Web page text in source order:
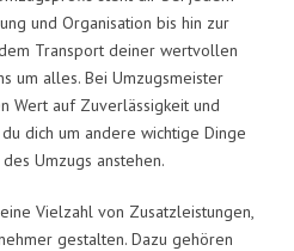
und Organisation bis hin zur
Transport deiner wertvollen
um alles. Bei Umzugsmeister
Wert auf Zuverlässigkeit und
dich um andere wichtige Dinge
Umzugs anstehen.
Vielzahl von Zusatzleistungen,
gestalten. Dazu gehören